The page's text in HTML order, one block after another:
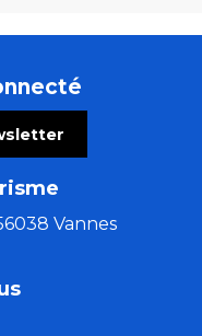
Vannes